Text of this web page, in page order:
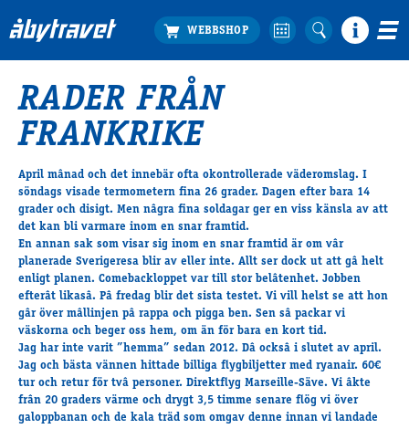
Köp biljett
Travprogrammet
Bra att veta
Restauranger
Catering by Lyon
Hotell nära oss
Nybörjar­guide
Presentkort
Tävlingsdagar
FAQ
Travkonferens
RADER FRÅN
FRANKRIKE
April mânad och det innebär ofta okontrollerade väderomslag. I
söndags visade termometern fina 26 grader. Dagen efter bara 14
grader och disigt. Men nâgra fina soldagar ger en viss känsla av att
det kan bli varmare inom en snar framtid.
En annan sak som visar sig inom en snar framtid är om vâr
planerade Sverigeresa blir av eller inte. Allt ser dock ut att gâ helt
enligt planen. Comebackloppet var till stor belâtenhet. Jobben
efterât likasâ. Pâ fredag blir det sista testet. Vi vill helst se att hon
gâr över mâllinjen pâ rappa och pigga ben. Sen sâ packar vi
väskorna och beger oss hem, om än för bara en kort tid.
Jag har inte varit ”hemma” sedan 2012. Dâ ocksâ i slutet av april.
Jag och bästa vännen hittade billiga flygbiljetter med ryanair. 60€
tur och retur för tvâ personer. Direktflyg Marseille-Säve. Vi âkte
frân 20 graders värme och drygt 3,5 timme senare flög vi över
galoppbanan och de kala träd som omgav denne innan vi landade